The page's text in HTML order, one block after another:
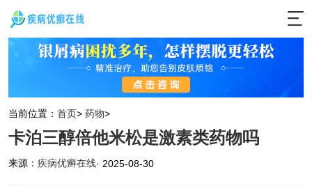
当前位置： 首页> 药物>
卡泊三醇倍他米松是激素类药物吗
来源： 疾病优癣在线· 2025-08-30